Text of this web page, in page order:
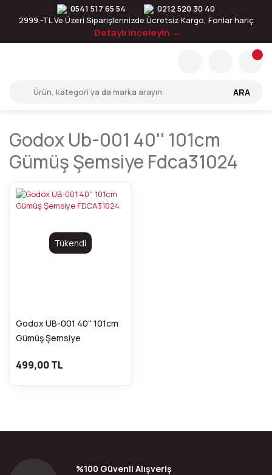
0541 517 65 54
0212 520 30 40
2999.-TL Ve Üzeri Siparişlerinizde Ücretsiz Kargo, Fonlar hariç
Detaylı inceleyin →
ARA
Godox Ub-001 40'' 101cm
Gümüş Şemsiye Fdca31024
Tükendi
Godox UB-001 40'' 101cm
Gümüş Şemsiye
499,00 TL
%100 Güvenli Alışveriş